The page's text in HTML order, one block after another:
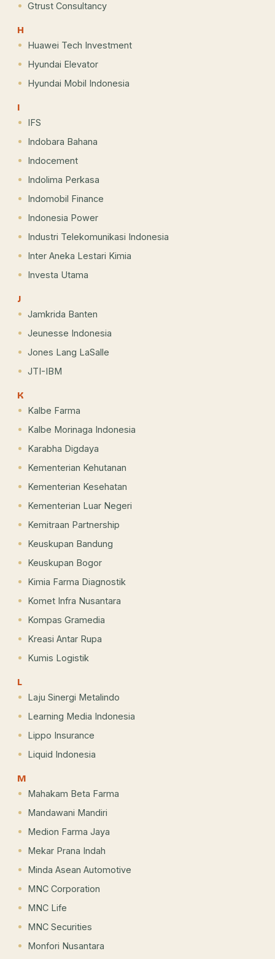
Gtrust Consultancy
H
Huawei Tech Investment
Hyundai Elevator
Hyundai Mobil Indonesia
I
IFS
Indobara Bahana
Indocement
Indolima Perkasa
Indomobil Finance
Indonesia Power
Industri Telekomunikasi Indonesia
Inter Aneka Lestari Kimia
Investa Utama
J
Jamkrida Banten
Jeunesse Indonesia
Jones Lang LaSalle
JTI-IBM
K
Kalbe Farma
Kalbe Morinaga Indonesia
Karabha Digdaya
Kementerian Kehutanan
Kementerian Kesehatan
Kementerian Luar Negeri
Kemitraan Partnership
Keuskupan Bandung
Keuskupan Bogor
Kimia Farma Diagnostik
Komet Infra Nusantara
Kompas Gramedia
Kreasi Antar Rupa
Kumis Logistik
L
Laju Sinergi Metalindo
Learning Media Indonesia
Lippo Insurance
Liquid Indonesia
M
Mahakam Beta Farma
Mandawani Mandiri
Medion Farma Jaya
Mekar Prana Indah
Minda Asean Automotive
MNC Corporation
MNC Life
MNC Securities
Monfori Nusantara